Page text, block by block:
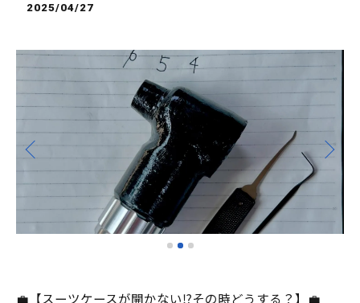
2025/04/27
💼【スーツケースが開かない⁉️その時どうする？】💼